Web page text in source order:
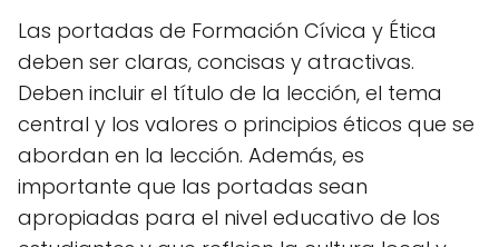
Las portadas de Formación Cívica y Ética
deben ser claras, concisas y atractivas.
Deben incluir el título de la lección, el tema
central y los valores o principios éticos que se
abordan en la lección. Además, es
importante que las portadas sean
apropiadas para el nivel educativo de los